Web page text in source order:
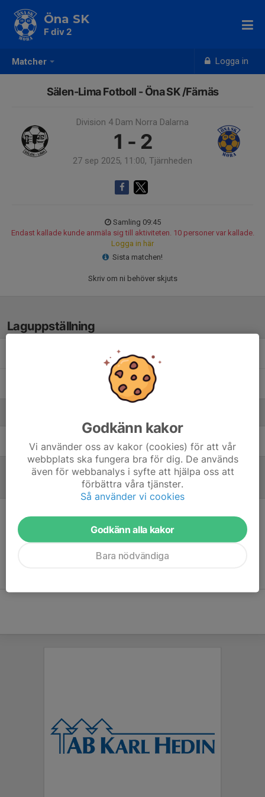
Matcher Logga in
Öna SK
F div 2
Sälen-Lima Fotboll - Öna SK /Färnäs
Division 4 Dam Norra Dalarna
1 - 2
27 sep 2025, 11:00, Tjärnheden
Samling 09:45
Endast kallade kunde anmäla sig till aktiviteten. 10 personer var kallade.
Logga in här
Sista matchen!
Skriv om ni behöver skjuts
Laguppställning
Daniel Grillfors Tränare
Inget referat skrivet
Godkänn kakor
Vi använder oss av kakor (cookies) för att vår
webbplats ska fungera bra för dig. De används
även för webbanalys i syfte att hjälpa oss att
förbättra våra tjänster.
Så använder vi cookies
Godkänn alla kakor
Bara nödvändiga